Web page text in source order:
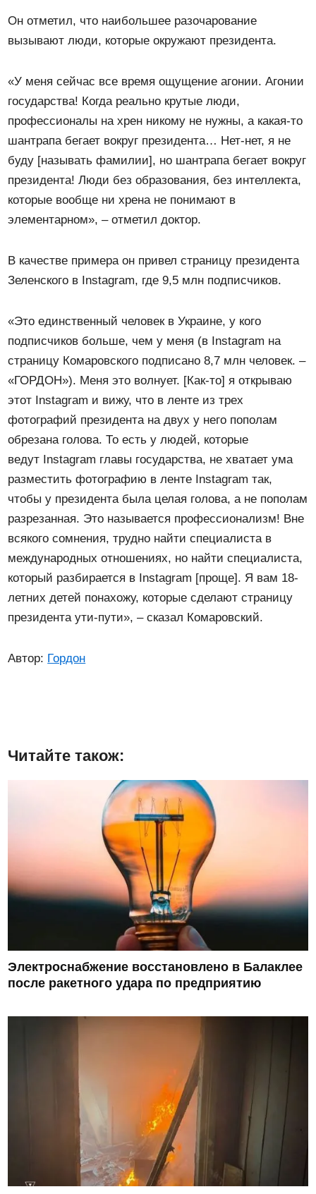
Он отметил, что наибольшее разочарование
вызывают люди, которые окружают президента.
«У меня сейчас все время ощущение агонии. Агонии
государства! Когда реально крутые люди,
профессионалы на хрен никому не нужны, а какая-то
шантрапа бегает вокруг президента… Нет-нет, я не
буду [называть фамилии], но шантрапа бегает вокруг
президента! Люди без образования, без интеллекта,
которые вообще ни хрена не понимают в
элементарном», – отметил доктор.
В качестве примера он привел страницу президента
Зеленского в Instagram, где 9,5 млн подписчиков.
«Это единственный человек в Украине, у кого
подписчиков больше, чем у меня (в Instagram на
страницу Комаровского подписано 8,7 млн человек. –
«ГОРДОН»). Меня это волнует. [Как-то] я открываю
этот Instagram и вижу, что в ленте из трех
фотографий президента на двух у него пополам
обрезана голова. То есть у людей, которые
ведут Instagram главы государства, не хватает ума
разместить фотографию в ленте Instagram так,
чтобы у президента была целая голова, а не пополам
разрезанная. Это называется профессионализм! Вне
всякого сомнения, трудно найти специалиста в
международных отношениях, но найти специалиста,
который разбирается в Instagram [проще]. Я вам 18-
летних детей понахожу, которые сделают страницу
президента ути-пути», – сказал Комаровский.
Автор: Гордон
Читайте також:
Электроснабжение восстановлено в Балаклее
после ракетного удара по предприятию